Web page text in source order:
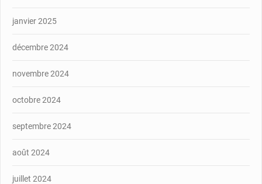
janvier 2025
décembre 2024
novembre 2024
octobre 2024
septembre 2024
août 2024
juillet 2024